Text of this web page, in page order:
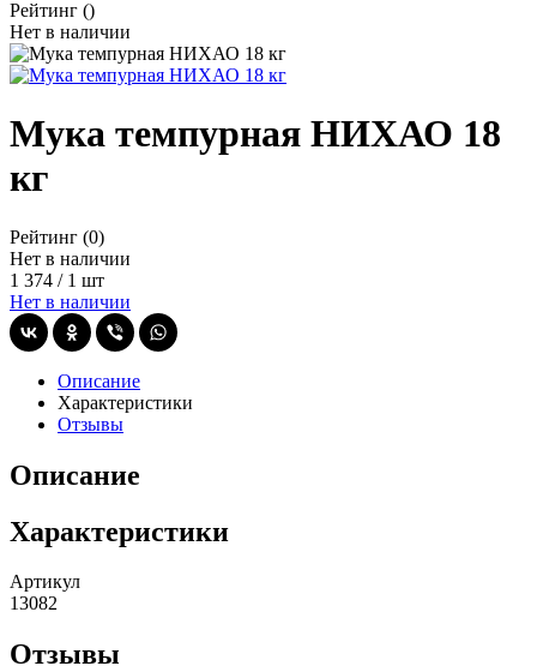
Рейтинг ()
Нет в наличии
Мука темпурная НИХАО 18
кг
Рейтинг (0)
Нет в наличии
1 374 / 1 шт
Нет в наличии
Описание
Характеристики
Отзывы
Описание
Характеристики
Артикул
13082
Отзывы